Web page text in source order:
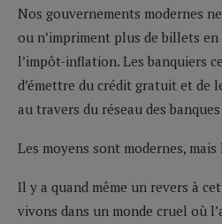
Nos gouvernements modernes
ou n’impriment plus de billets
l’impôt-inflation. Les banquiers
d’émettre du crédit gratuit et de
au travers du réseau des
Les moyens sont modernes,
Il y a quand même un revers à
vivons dans un monde cruel où